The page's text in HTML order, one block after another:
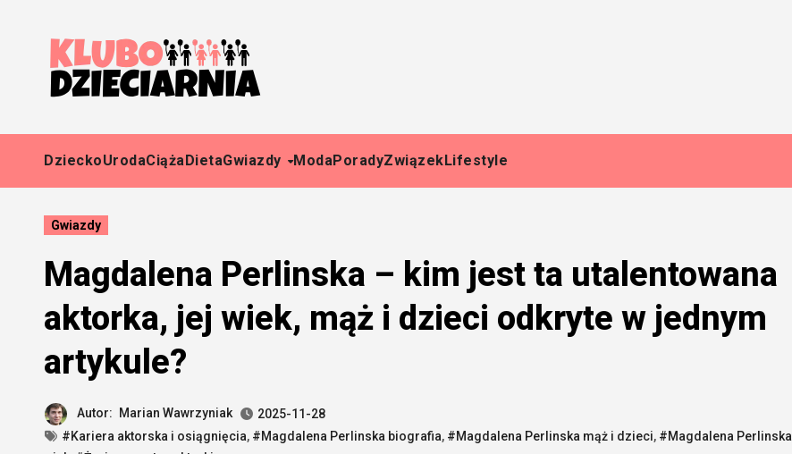
DzieckoUrodaCiążaDietaGwiazdy ModaPoradyZwiązekLifestyle
Gwiazdy
Magdalena Perlinska – kim jest ta utalentowana
aktorka, jej wiek, mąż i dzieci odkryte w jednym
artykule?
Autor: Marian Wawrzyniak
2025-11-28
#Kariera aktorska i osiągnięcia, #Magdalena Perlinska biografia, #Magdalena Perlinska mąż i dzieci, #Magdalena Perlinska